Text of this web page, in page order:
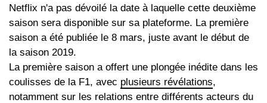
Netflix n'a pas dévoilé la date à laquelle cette deuxième
saison sera disponible sur sa plateforme. La première
saison a été publiée le 8 mars, juste avant le début de
la saison 2019.
La première saison a offert une plongée inédite dans les
coulisses de la F1, avec plusieurs révélations,
notamment sur les relations entre différents acteurs du